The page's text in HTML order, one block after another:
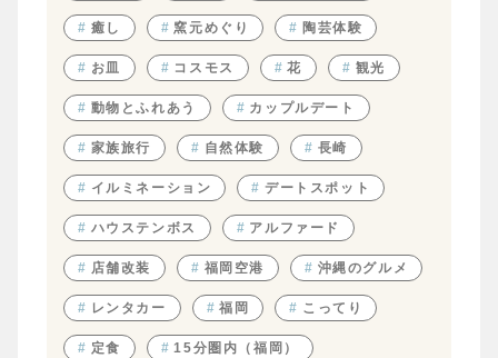
# 癒し # 窯元めぐり # 陶芸体験
# お皿 # コスモス # 花 # 観光
# 動物とふれあう # カップルデート
# 家族旅行 # 自然体験 # 長崎
# イルミネーション # デートスポット
# ハウステンボス # アルファード
# 店舗改装 # 福岡空港 # 沖縄のグルメ
# レンタカー # 福岡 # こってり
# 定食 # 15分圏内（福岡）